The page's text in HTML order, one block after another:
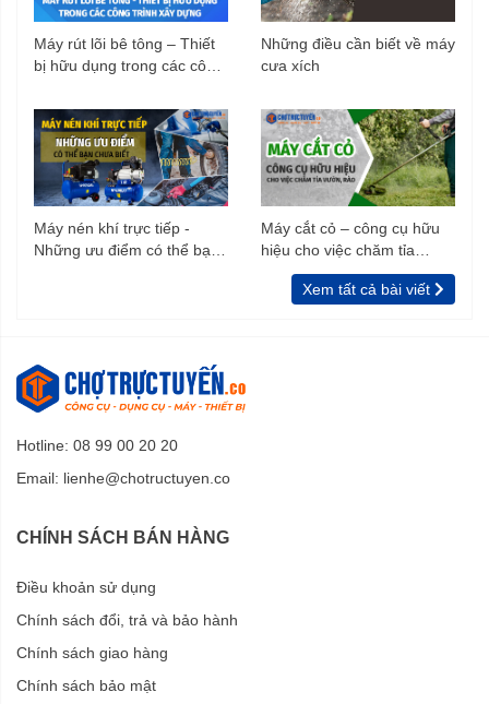
Máy rút lõi bê tông – Thiết
bị hữu dụng trong các công
Những điều cần biết về máy
cưa xích
Máy nén khí trực tiếp -
Những ưu điểm có thể bạn
Máy cắt cỏ – công cụ hữu
hiệu cho việc chăm tỉa
vườn, rào
Xem tất cả bài viết
Hotline: 08 99 00 20 20
Email: lienhe@chotructuyen.co
CHÍNH SÁCH BÁN HÀNG
Điều khoản sử dụng
Chính sách đổi, trả và bảo hành
Chính sách giao hàng
Chính sách bảo mật